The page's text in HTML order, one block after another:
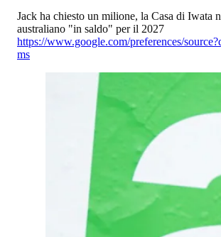
Jack ha chiesto un milione, la Casa di Iwata
australiano "in saldo" per il 2027
https://www.google.com/preferences/
ms